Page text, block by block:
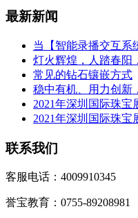
最新新闻
当【智能录播交互系
灯火辉煌，人踏春阳
常见的钻石镶嵌方式
稳中有机、用力创新
2021年深圳国际珠宝
2021年深圳国际珠宝
联系我们
客服电话：4009910345
誉宝教育：0755-89208981